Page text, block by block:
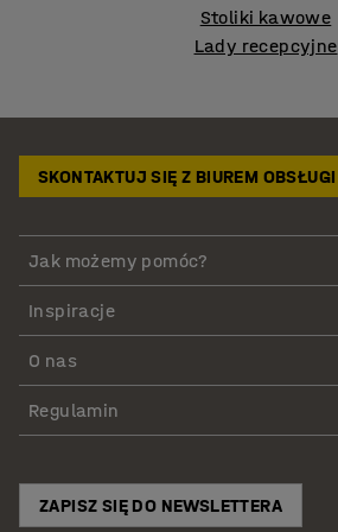
Stoliki kawowe
Lady recepcyjne
SKONTAKTUJ SIĘ Z BIUREM OBSŁUGI
Jak możemy pomóc?
Inspiracje
O nas
Regulamin
ZAPISZ SIĘ DO NEWSLETTERA